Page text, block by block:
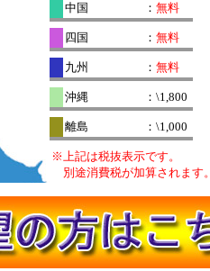
中国 ： 無料
四国 ： 無料
九州 ： 無料
沖縄 ：\1,800
離島 ：\1,000
※上記は税抜表示です。
別途消費税が加算されます。